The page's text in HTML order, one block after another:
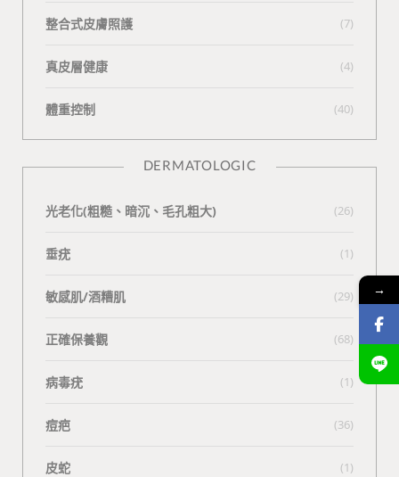
整合式皮膚照護 (7)
真皮層健康 (4)
體重控制 (40)
DERMATOLOGIC
光老化(粗糙、暗沉、毛孔粗大) (26)
垂疣 (1)
敏感肌/酒糟肌 (29)
正確保養觀 (68)
病毒疣 (1)
痘疤 (36)
皮蛇 (1)
→